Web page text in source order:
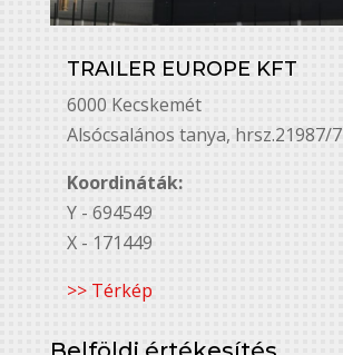
TRAILER EUROPE KFT
6000 Kecskemét
Alsó￳csalános tanya, hrsz.21987/7
Koordináták:
Y - 694549
X - 171449
>> Térkép